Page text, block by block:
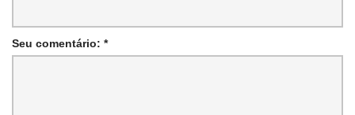
Seu comentário: *